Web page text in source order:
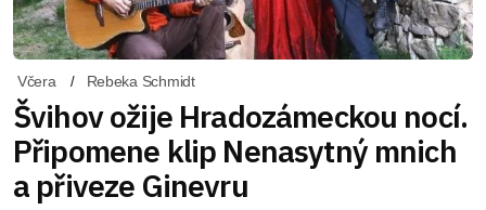
Včera Rebeka Schmidt
Švihov ožije Hradozámeckou nocí.
Připomene klip Nenasytný mnich
a přiveze Ginevru